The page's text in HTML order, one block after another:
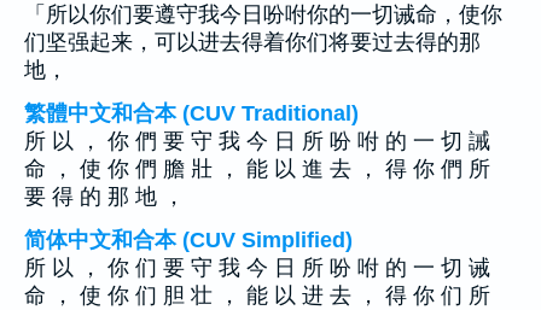
「所以你们要遵守我今日吩咐你的一切诫命，使你
们坚强起来，可以进去得着你们将要过去得的那
地，
繁體中文和合本 (CUV Traditional)
所 以 ， 你 們 要 守 我 今 日 所 吩 咐 的 一 切 誡
命 ， 使 你 們 膽 壯 ， 能 以 進 去 ， 得 你 們 所
要 得 的 那 地 ，
简体中文和合本 (CUV Simplified)
所 以 ， 你 们 要 守 我 今 日 所 吩 咐 的 一 切 诫
命 ， 使 你 们 胆 壮 ， 能 以 进 去 ， 得 你 们 所